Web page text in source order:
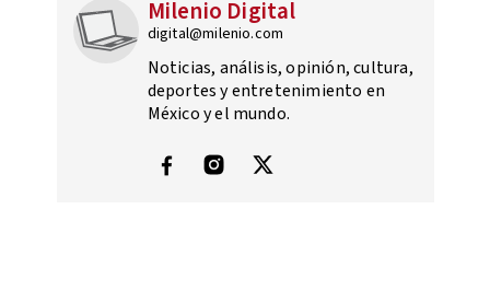
Milenio Digital
digital@milenio.com
Noticias, análisis, opinión, cultura,
deportes y entretenimiento en
México y el mundo.